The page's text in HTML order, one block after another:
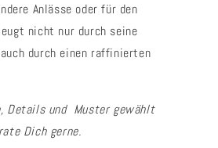
Anlässe oder für den
nicht nur durch seine
durch einen raffinierten
Details und Muster gewählt
Dich gerne.